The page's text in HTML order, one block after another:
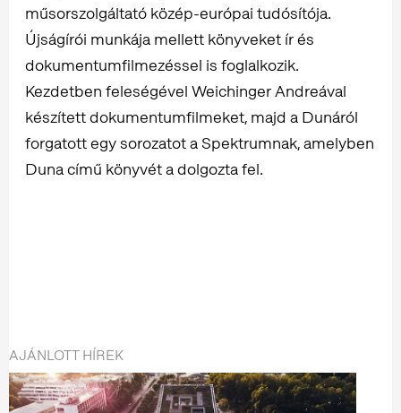
műsorszolgáltató közép-európai tudósítója.
Újságírói munkája mellett könyveket ír és
dokumentumfilmezéssel is foglalkozik.
Kezdetben feleségével Weichinger Andreával
készített dokumentumfilmeket, majd a Dunáról
forgatott egy sorozatot a Spektrumnak, amelyben
Duna című könyvét a dolgozta fel.
AJÁNLOTT HÍREK